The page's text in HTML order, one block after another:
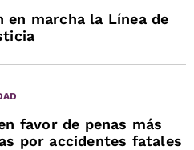
en marcha la Línea de
favor de penas más
por accidentes fatales